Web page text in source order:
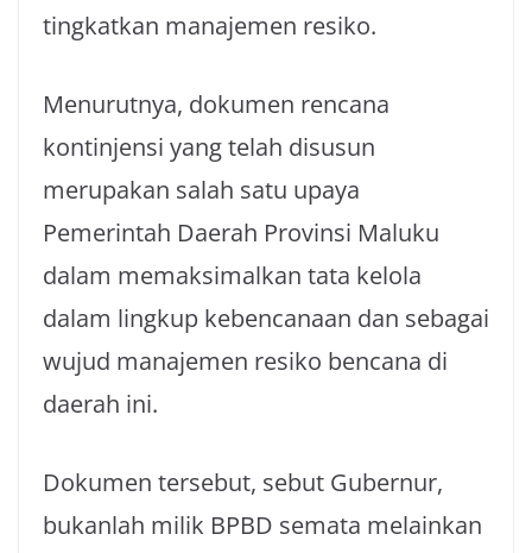
tingkatkan manajemen resiko.
Menurutnya, dokumen rencana
kontinjensi yang telah disusun
merupakan salah satu upaya
Pemerintah Daerah Provinsi Maluku
dalam memaksimalkan tata kelola
dalam lingkup kebencanaan dan sebagai
wujud manajemen resiko bencana di
daerah ini.
Dokumen tersebut, sebut Gubernur,
bukanlah milik BPBD semata melainkan